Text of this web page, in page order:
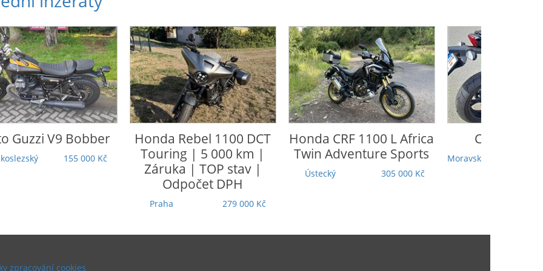
Guzzi V9 Bobber
155 000 Kč
Honda Rebel 1100 DCT
Touring | 5 000 km |
Záruka | TOP stav |
Odpočet DPH
Praha 279 000 Kč
Honda CRF 1100 L Africa
Twin Adventure Sports
Ústecký 305 000 Kč
CFmoto
Moravskoslezský
zpracování cookies